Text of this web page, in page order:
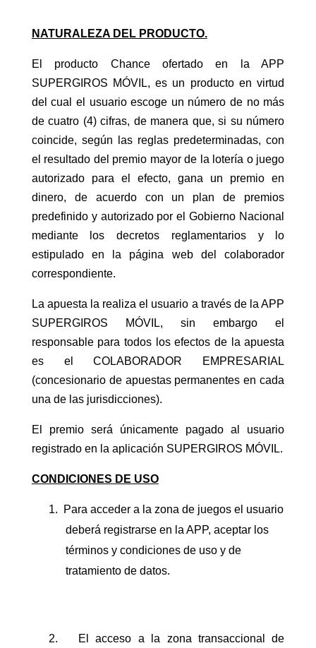
NATURALEZA DEL PRODUCTO.
El producto Chance ofertado en la APP
SUPERGIROS MÓVIL, es un producto en virtud
del cual el usuario escoge un número de no más
de cuatro (4) cifras, de manera que, si su número
coincide, según las reglas predeterminadas, con
el resultado del premio mayor de la lotería o juego
autorizado para el efecto, gana un premio en
dinero, de acuerdo con un plan de premios
predefinido y autorizado por el Gobierno Nacional
mediante los decretos reglamentarios y lo
estipulado en la página web del colaborador
correspondiente.
La apuesta la realiza el usuario a través de la APP
SUPERGIROS MÓVIL, sin embargo el
responsable para todos los efectos de la apuesta
es el COLABORADOR EMPRESARIAL
(concesionario de apuestas permanentes en cada
una de las jurisdicciones).
El premio será únicamente pagado al usuario
registrado en la aplicación SUPERGIROS MÓVIL.
CONDICIONES DE USO
1.
Para acceder a la zona de juegos el usuario
deberá registrarse en la APP, aceptar los
términos y condiciones de uso y de
tratamiento de datos.
2. El acceso a la zona transaccional de